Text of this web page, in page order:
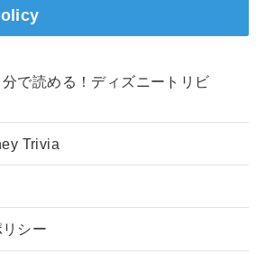
分で読める！ディズニートリビ
Trivia
シー